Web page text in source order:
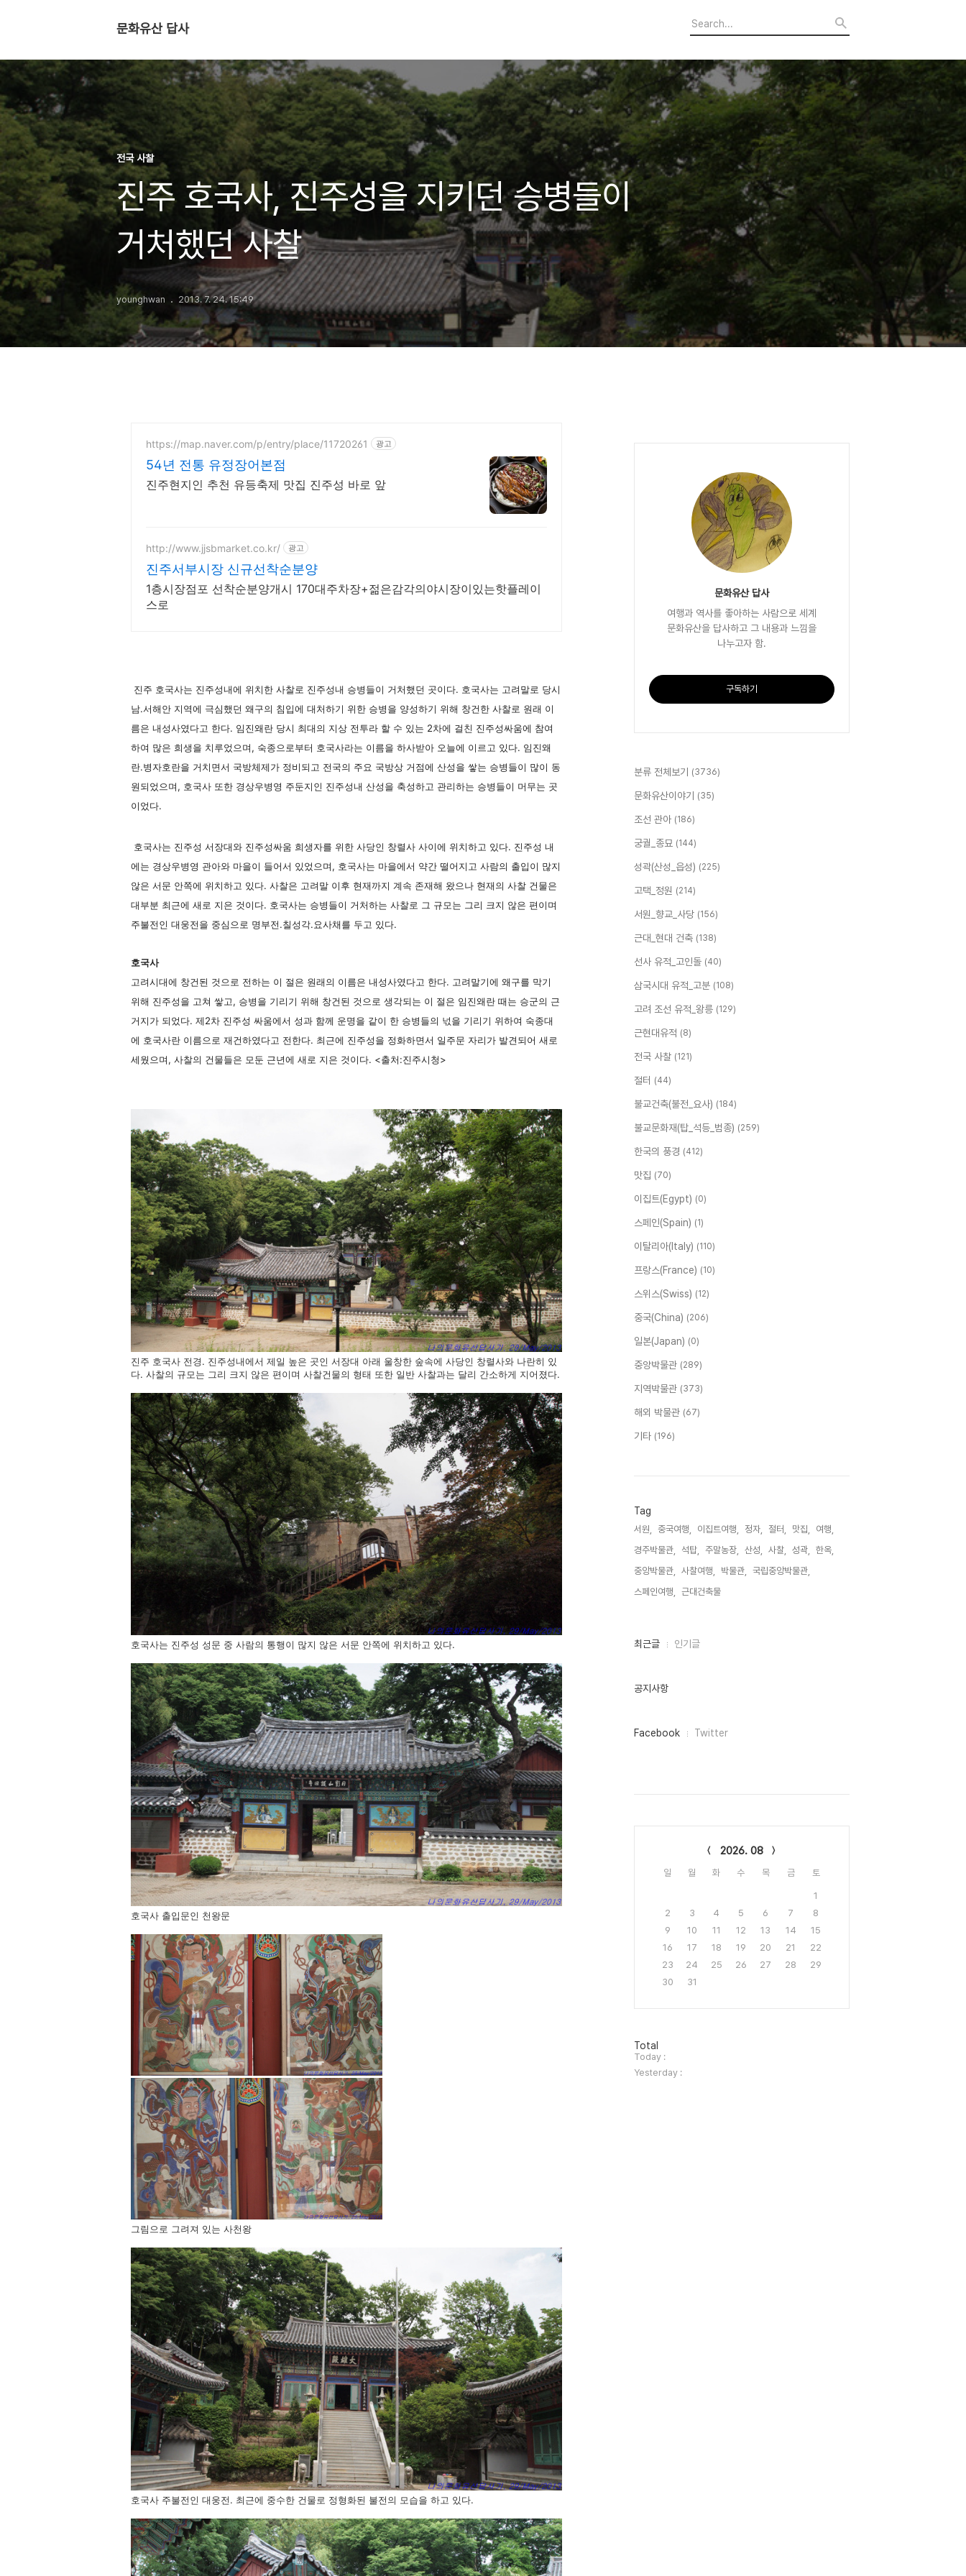
문화유산 답사
전국 사찰
진주 호국사, 진주성을 지키던 승병들이
거처했던 사찰
younghwan 2013. 7. 24. 15:49
https://map.naver.com/p/entry/place/11720261 광고
54년 전통 유정장어본점
진주현지인 추천 유등축제 맛집 진주성 바로 앞
http://www.jjsbmarket.co.kr/ 광고
진주서부시장 신규선착순분양
1층시장점포 선착순분양개시 170대주차장+젊은감각의야시장이있는핫플레이
스로
진주 호국사는 진주성내에 위치한 사찰로 진주성내 승병들이 거처했던 곳이다. 호국사는 고려말로 당시
남.서해안 지역에 극심했던 왜구의 침입에 대처하기 위한 승병을 양성하기 위해 창건한 사찰로 원래 이
름은 내성사였다고 한다. 임진왜란 당시 최대의 지상 전투라 할 수 있는 2차에 걸친 진주성싸움에 참여
하여 많은 희생을 치루었으며, 숙종으로부터 호국사라는 이름을 하사받아 오늘에 이르고 있다. 임진왜
란.병자호란을 거치면서 국방체제가 정비되고 전국의 주요 국방상 거점에 산성을 쌓는 승병들이 많이 동
원되었으며, 호국사 또한 경상우병영 주둔지인 진주성내 산성을 축성하고 관리하는 승병들이 머무는 곳
이었다.
호국사는 진주성 서장대와 진주성싸움 희생자를 위한 사당인 창렬사 사이에 위치하고 있다. 진주성 내
에는 경상우병영 관아와 마을이 들어서 있었으며, 호국사는 마을에서 약간 떨어지고 사람의 출입이 많지
않은 서문 안쪽에 위치하고 있다. 사찰은 고려말 이후 현재까지 계속 존재해 왔으나 현재의 사찰 건물은
대부분 최근에 새로 지은 것이다. 호국사는 승병들이 거처하는 사찰로 그 규모는 그리 크지 않은 편이며
주불전인 대웅전을 중심으로 명부전.칠성각.요사채를 두고 있다.
호국사
고려시대에 창건된 것으로 전하는 이 절은 원래의 이름은 내성사였다고 한다. 고려말기에 왜구를 막기
위해 진주성을 고쳐 쌓고, 승병을 기리기 위해 창건된 것으로 생각되는 이 절은 임진왜란 때는 승군의 근
거지가 되었다. 제2차 진주성 싸움에서 성과 함께 운명을 같이 한 승병들의 넋을 기리기 위하여 숙종대
에 호국사란 이름으로 재건하였다고 전한다. 최근에 진주성을 정화하면서 일주문 자리가 발견되어 새로
세웠으며, 사찰의 건물들은 모둔 근년에 새로 지은 것이다. <출처:진주시청>
진주 호국사 전경. 진주성내에서 제일 높은 곳인 서장대 아래 울창한 숲속에 사당인 창렬사와 나란히 있
다. 사찰의 규모는 그리 크지 않은 편이며 사찰건물의 형태 또한 일반 사찰과는 달리 간소하게 지어졌다.
호국사는 진주성 성문 중 사람의 통행이 많지 않은 서문 안쪽에 위치하고 있다.
호국사 출입문인 천왕문
그림으로 그려져 있는 사천왕
호국사 주불전인 대웅전. 최근에 중수한 건물로 정형화된 불전의 모습을 하고 있다.
문화유산 답사
여행과 역사를 좋아하는 사람으로 세계
문화유산을 답사하고 그 내용과 느낌을
나누고자 함.
구독하기
분류 전체보기 (3736)
문화유산이야기 (35)
조선 관아 (186)
궁궐_종묘 (144)
성곽(산성_읍성) (225)
고택_정원 (214)
서원_향교_사당 (156)
근대_현대 건축 (138)
선사 유적_고인돌 (40)
삼국시대 유적_고분 (108)
고려 조선 유적_왕릉 (129)
근현대유적 (8)
전국 사찰 (121)
절터 (44)
불교건축(불전_요사) (184)
불교문화재(탑_석등_범종) (259)
한국의 풍경 (412)
맛집 (70)
이집트(Egypt) (0)
스페인(Spain) (1)
이탈리아(Italy) (110)
프랑스(France) (10)
스위스(Swiss) (12)
중국(China) (206)
일본(Japan) (0)
중앙박물관 (289)
지역박물관 (373)
해외 박물관 (67)
기타 (196)
Tag
서원, 중국여행, 이집트여행, 정자, 절터, 맛집,
여행,
경주박물관,
석탑, 주말농장, 산성, 사찰, 성곽,
한옥,
중앙박물관,
사찰여행, 박물관,
국립중앙박물관,
스페인여행,
근대건축물,
최
인
최근글 인기글
공지사항
페
Facebook Twitter
2026. 08
일 월 화 수 목 금 토
1
2
3 4 5 6 7
8
9
10 11 12 13 14
15
16
17 18 19 20 21
22
23
24 25 26 27 28
29
30
31
방
문
자
수
Total
Today :
Yesterday :